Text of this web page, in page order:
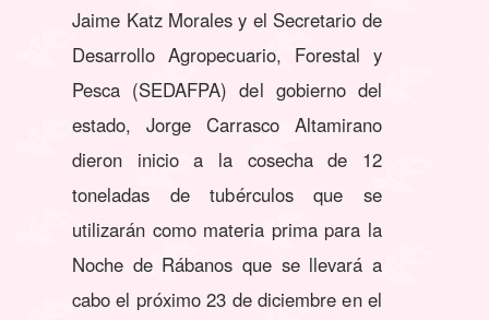
Jaime Katz Morales y el Secretario de
Desarrollo Agropecuario, Forestal y
Pesca (SEDAFPA) del gobierno del
estado, Jorge Carrasco Altamirano
dieron inicio a la cosecha de 12
toneladas de tubérculos que se
utilizarán como materia prima para la
Noche de Rábanos que se llevará a
cabo el próximo 23 de diciembre en el